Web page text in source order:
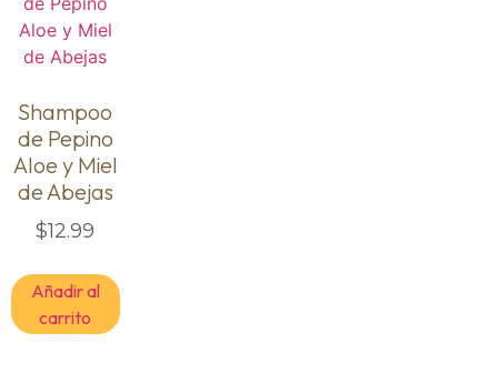
Shampoo
de Pepino
Aloe y Miel
de Abejas
$12.99
Añadir al
carrito